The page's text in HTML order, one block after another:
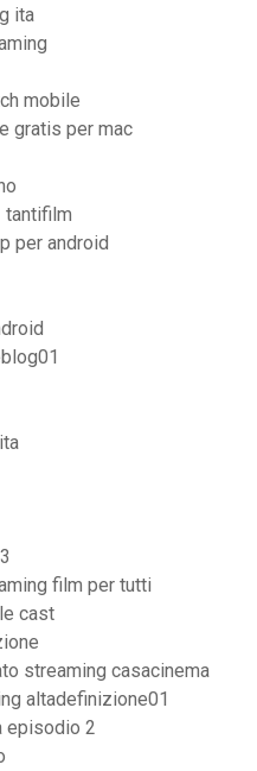
ita
mobile
gratis per mac
tantifilm
per android
film per tutti
cast
streaming casacinema
altadefinizione01
episodio 2